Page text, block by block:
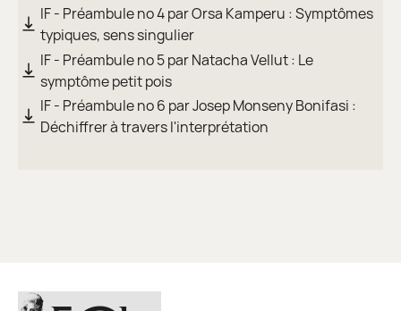
IF - Préambule no 4 par Orsa Kamperu : Symptômes
typiques, sens singulier
IF - Préambule no 5 par Natacha Vellut : Le
symptôme petit pois
IF - Préambule no 6 par Josep Monseny Bonifasi :
Déchiffrer à travers l'interprétation